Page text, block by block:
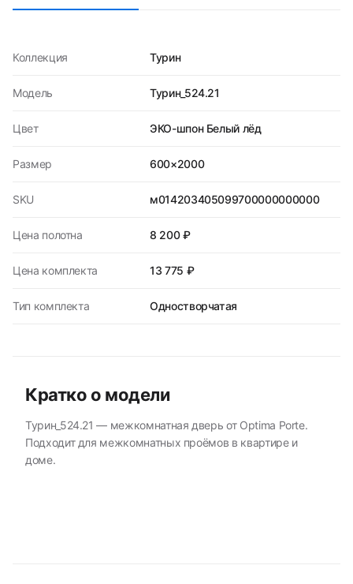
Коллекция Турин
Модель Турин_524.21
Цвет ЭКО-шпон Белый лёд
Размер 600×2000
SKU м014203405099700000000000
Цена полотна 8 200 ₽
Цена комплекта 13 775 ₽
Тип комплекта Одностворчатая
Кратко о модели
Турин_524.21 — межкомнатная дверь от Optima Porte.
Подходит для межкомнатных проёмов в квартире и
доме.